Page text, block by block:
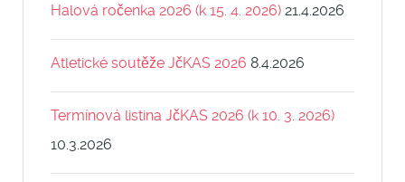
Halová ročenka 2026 (k 15. 4. 2026) 21.4.2026
Atletické soutěže JčKAS 2026 8.4.2026
Termínová listina JčKAS 2026 (k 10. 3. 2026)
10.3.2026